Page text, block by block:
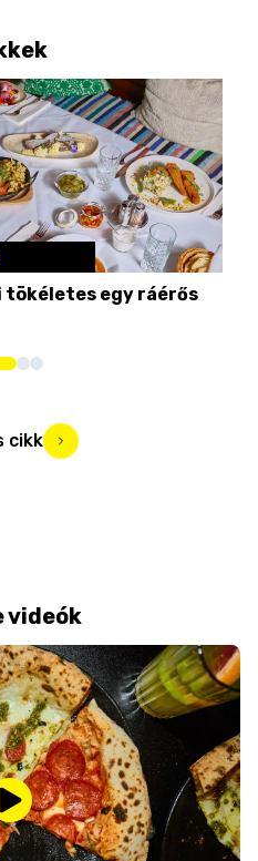
tökéletes egy ráérős
cikk
videók